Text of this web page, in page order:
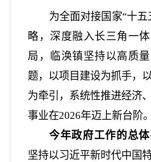
为全面对接国家“十五
略，深度融入长三角一
局，临涣镇坚持以高质
题，以项目建设为抓手，
为牵引，系统性推进经济
事业在2026年迈上新台阶。
今年政府工作的总体
坚持以习近平新时代中国